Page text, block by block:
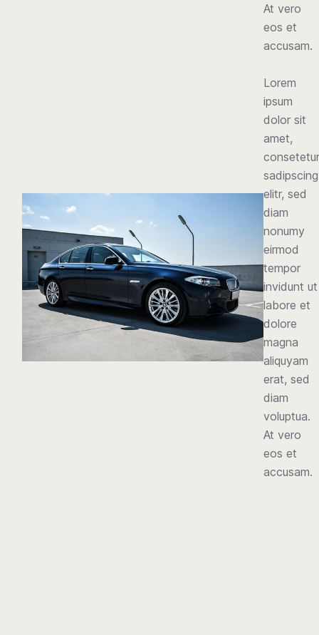
At vero
eos et
accusam.
Lorem
ipsum
dolor sit
amet,
sadipscing
elitr, sed
diam
nonumy
eirmod
tempor
invidunt ut
labore et
dolore
magna
aliquyam
erat, sed
diam
voluptua.
At vero
eos et
accusam.